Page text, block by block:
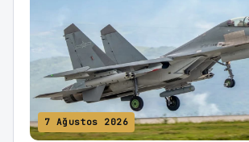
7 Ağustos 2026